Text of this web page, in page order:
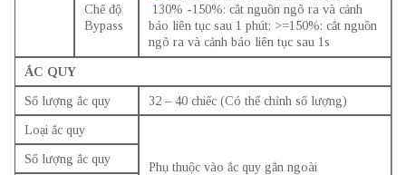
Chế độ
Bypass
130% -150%: cắt nguồn ngõ ra và cảnh
báo liên tục sau 1 phút; >=150%: cắt nguồn
ngõ ra và cảnh báo liên tục sau 1s
ẮC QUY
Số lượng ắc quy
32 – 40 chiếc (Có thể chỉnh số lượng)
Loại ắc quy
Phụ thuộc vào ắc quy gắn ngoài
Số lượng ắc quy